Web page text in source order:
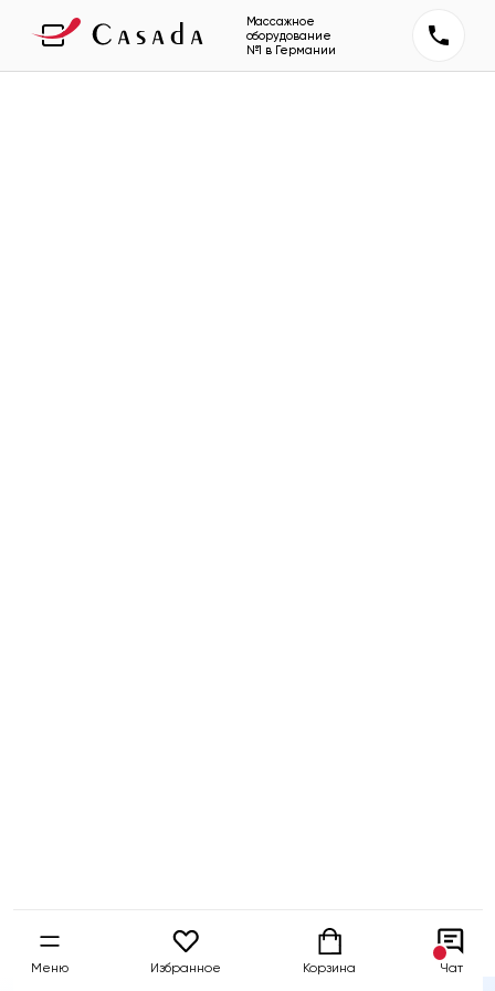
Массажное
оборудование
№1 в Германии
тест-драйв
Гарантия 5
Меню Избранное Корзина Чат